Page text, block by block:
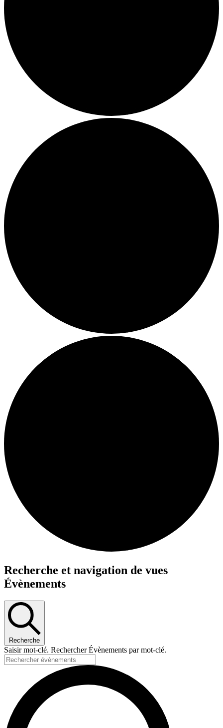
Évènements
Recherche et navigation de vues
Évènements
Recherche
Saisir mot-clé. Rechercher Évènements par mot-clé.